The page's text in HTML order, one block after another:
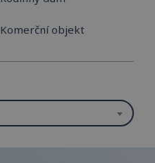
Komerční objekt